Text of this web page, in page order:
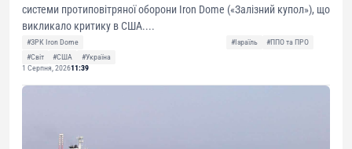
системи протиповітряної оборони Iron Dome («Залізний купол»), що
викликало критику в США....
#ЗРК Iron Dome #Ізраїль
#ППО та ПРО
#Світ
#США
#Україна
1 Серпня, 202611:39